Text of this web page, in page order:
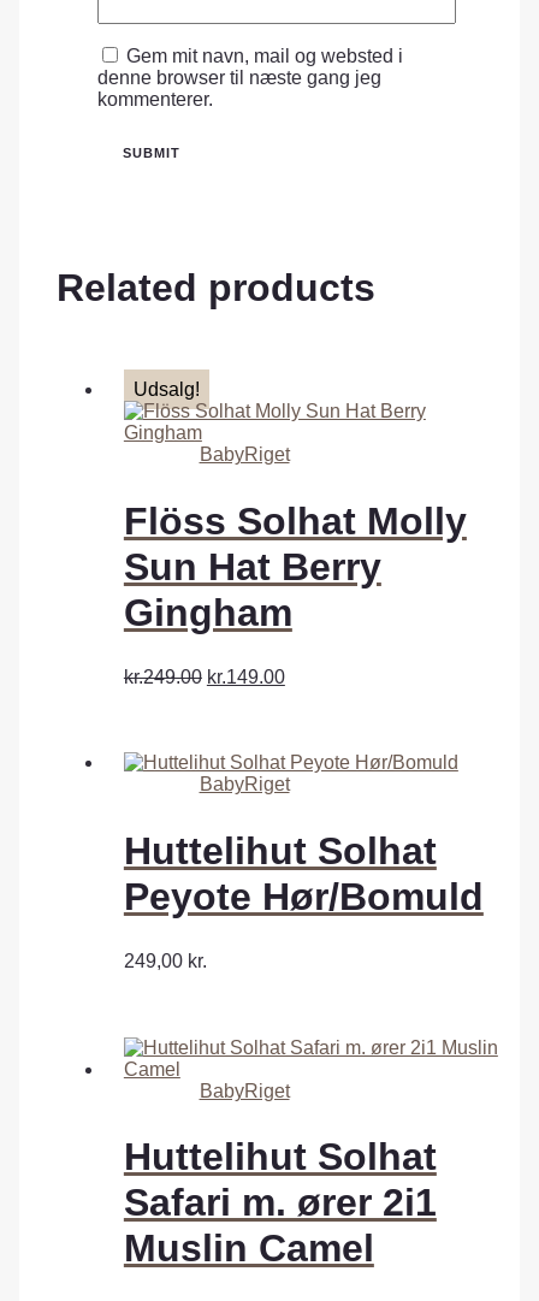
Gem mit navn, mail og websted i
denne browser til næste gang jeg
kommenterer.
Related products
Udsalg!
BabyRiget
Flöss Solhat Molly
Sun Hat Berry
Gingham
kr.249.00 kr.149.00
BabyRiget
Huttelihut Solhat
Peyote Hør/Bomuld
249,00 kr.
BabyRiget
Huttelihut Solhat
Safari m. ører 2i1
Muslin Camel